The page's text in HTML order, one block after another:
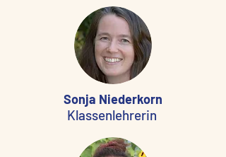
Sonja Niederkorn
Klassenlehrerin